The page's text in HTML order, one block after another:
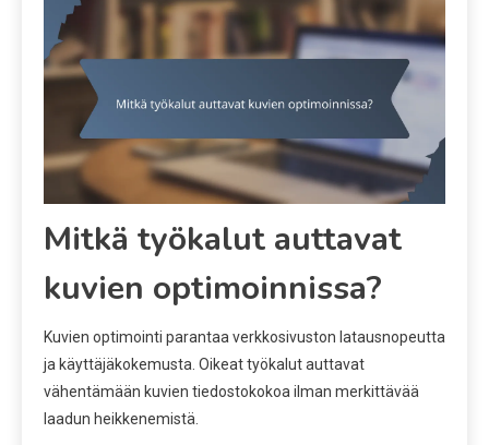
Mitkä työkalut auttavat
kuvien optimoinnissa?
Kuvien optimointi parantaa verkkosivuston latausnopeutta
ja käyttäjäkokemusta. Oikeat työkalut auttavat
vähentämään kuvien tiedostokokoa ilman merkittävää
laadun heikkenemistä.